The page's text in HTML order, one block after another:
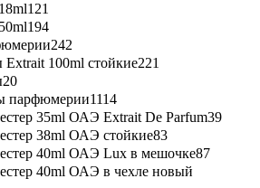
121
194
242
Extrait 100ml стойкие221
20
парфюмерии1114
35ml ОАЭ Extrait De Parfum39
38ml ОАЭ стойкие83
40ml ОАЭ Lux в мешочке87
40ml ОАЭ в чехле новый